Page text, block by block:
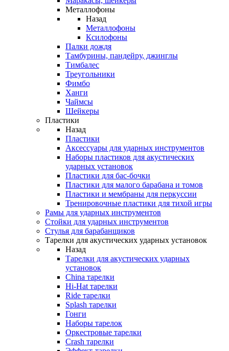
Металлофоны
Назад
Металлофоны
Ксилофоны
Палки дождя
Тамбурины, пандейру, джинглы
Тимбалес
Треугольники
Фимбо
Ханги
Чаймсы
Шейкеры
Пластики
Назад
Пластики
Аксессуары для ударных инструментов
Наборы пластиков для акустических
ударных установок
Пластики для бас-бочки
Пластики для малого барабана и томов
Пластики и мембраны для перкуссии
Тренировочные пластики для тихой игры
Рамы для ударных инструментов
Стойки для ударных инструментов
Стулья для барабанщиков
Тарелки для акустических ударных установок
Назад
Тарелки для акустических ударных
установок
China тарелки
Hi-Hat тарелки
Ride тарелки
Splash тарелки
Гонги
Наборы тарелок
Оркестровые тарелки
Сrash тарелки